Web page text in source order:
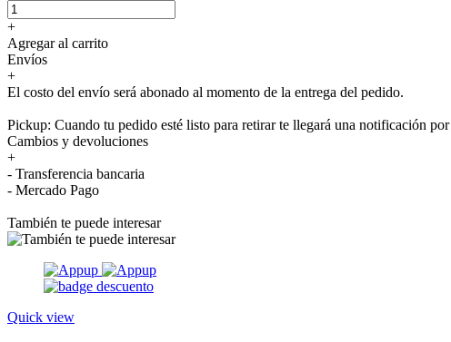
+
Agregar al carrito
Envíos
+
El costo del envío será abonado al momento de la entrega del pedido.
Pickup: Cuando tu pedido esté listo para retirar te llegará una notificación
Cambios y devoluciones
+
- Transferencia bancaria
- Mercado Pago
También te puede interesar
Quick view